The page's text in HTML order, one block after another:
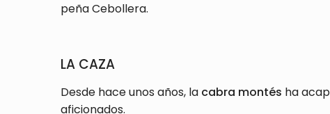
peña Cebollera.
LA CAZA
Desde hace unos años, la cabra montés ha
aficionados.